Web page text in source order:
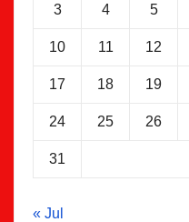
3 4 5
10 11 12
17 18 19
24 25 26
31
« Jul